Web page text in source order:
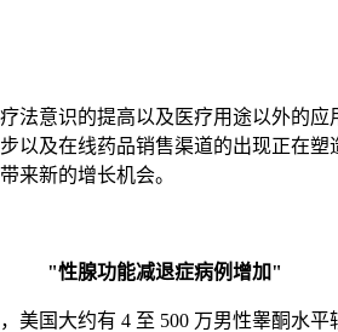
意识的提高以及医疗用途以外的
以及在线药品销售渠道的出现正在
来新的增长机会。
"性腺功能减退症病例增加"
国大约有 4 至 500 万男性睾酮水